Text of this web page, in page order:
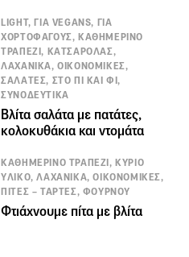
LIGHT, ΓΙΑ VEGANS, ΓΙΑ
ΧΟΡΤΟΦΑΓΟΥΣ, ΚΑΘΗΜΕΡΙΝΟ
ΤΡΑΠΕΖΙ, ΚΑΤΣΑΡΟΛΑΣ,
ΛΑΧΑΝΙΚΑ, ΟΙΚΟΝΟΜΙΚΕΣ,
ΣΑΛΑΤΕΣ, ΣΤΟ ΠΙ ΚΑΙ ΦΙ,
ΣΥΝΟΔΕΥΤΙΚΑ
Βλίτα σαλάτα με πατάτες,
κολοκυθάκια και ντομάτα
ΚΑΘΗΜΕΡΙΝΟ ΤΡΑΠΕΖΙ, ΚΥΡΙΟ
ΥΛΙΚΟ, ΛΑΧΑΝΙΚΑ, ΟΙΚΟΝΟΜΙΚΕΣ,
ΠΙΤΕΣ – ΤΑΡΤΕΣ, ΦΟΥΡΝΟΥ
Φτιάχνουμε πίτα με βλίτα